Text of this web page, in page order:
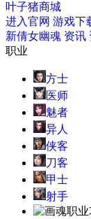
叶子猪商城
进入官网 游戏下
新倩女幽魂 资讯
职业
方士
医师
魅者
异人
侠客
刀客
甲士
射手